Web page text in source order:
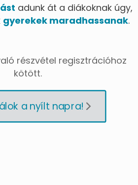
adunk át a diákoknak úgy,
gyerekek maradhassanak.
részvétel regisztrációhoz
kötött.
a nyílt napra!